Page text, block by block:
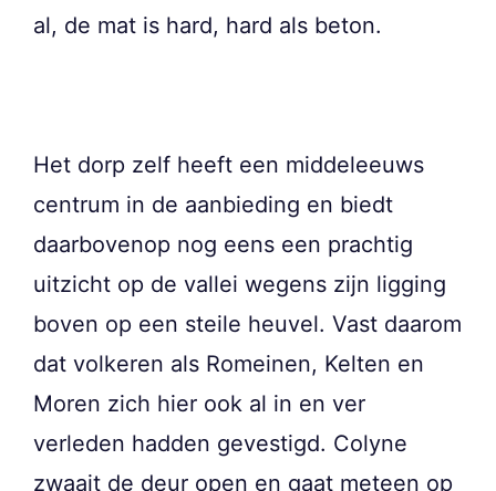
al, de mat is hard, hard als beton.
Het dorp zelf heeft een middeleeuws
centrum in de aanbieding en biedt
daarbovenop nog eens een prachtig
uitzicht op de vallei wegens zijn ligging
boven op een steile heuvel. Vast daarom
dat volkeren als Romeinen, Kelten en
Moren zich hier ook al in en ver
verleden hadden gevestigd. Colyne
zwaait de deur open en gaat meteen op